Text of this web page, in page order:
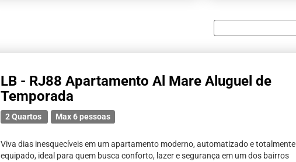
LB - RJ88 Apartamento Al Mare Aluguel de
Temporada
2 Quartos Max 6 pessoas
Viva dias inesquecíveis em um apartamento moderno, automatizado e totalmente
equipado, ideal para quem busca conforto, lazer e segurança em um dos bairros